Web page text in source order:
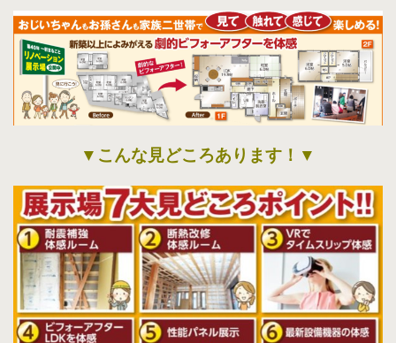
▼こんな見どころあります！▼